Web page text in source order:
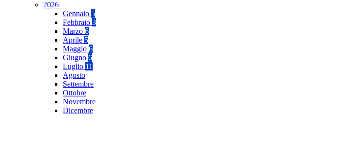
2026
Gennaio 5
Febbraio 3
Marzo 6
Aprile 5
Maggio 6
Giugno 6
Luglio 11
Agosto
Settembre
Ottobre
Novembre
Dicembre